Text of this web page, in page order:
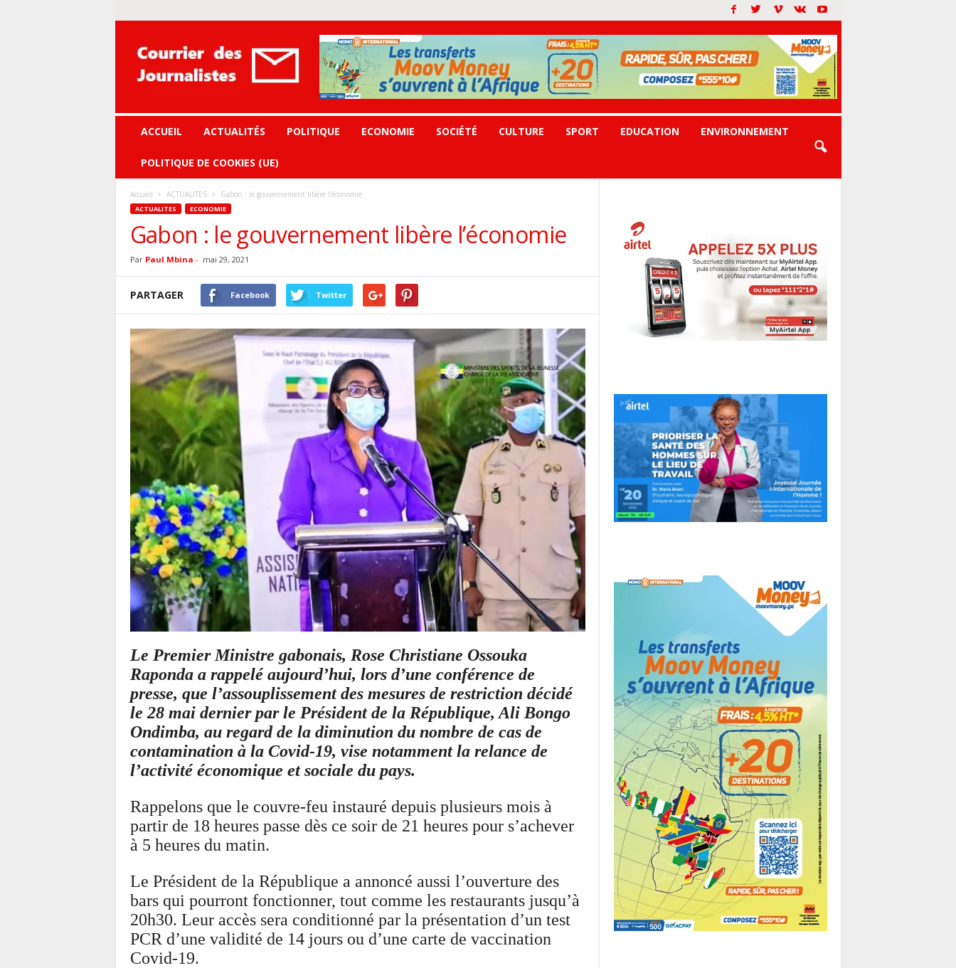
journalistes
ACCUEIL ACTUALITÉS POLITIQUE ECONOMIE SOCIÉTÉ CULTURE SPORT EDUCATION ENVIRONNEMENT
POLITIQUE DE COOKIES (UE)
Accueil ACTUALITES Gabon : le gouvernement libère l’économie
ACTUALITES ECONOMIE
Gabon : le gouvernement libère l’économie
Par Paul Mbina - mai 29, 2021
PARTAGER Facebook Twitter
Le Premier Ministre gabonais, Rose Christiane Ossouka
Raponda a rappelé aujourd’hui, lors d’une conférence de
presse, que l’assouplissement des mesures de restriction décidé
le 28 mai dernier par le Président de la République, Ali Bongo
Ondimba, au regard de la diminution du nombre de cas de
contamination à la Covid-19, vise notamment la relance de
l’activité économique et sociale du pays.
Rappelons que le couvre-feu instauré depuis plusieurs mois à
partir de 18 heures passe dès ce soir de 21 heures pour s’achever
à 5 heures du matin.
Le Président de la République a annoncé aussi l’ouverture des
bars qui pourront fonctionner, tout comme les restaurants jusqu’à
20h30. Leur accès sera conditionné par la présentation d’un test
PCR d’une validité de 14 jours ou d’une carte de vaccination
Covid-19.